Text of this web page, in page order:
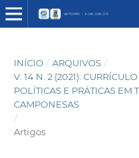
INÍCIO / ARQUIVOS /
V. 14 N. 2 (2021):
POLÍTICAS E PRÁTICAS EM
CAMPONESAS
/
Artigos